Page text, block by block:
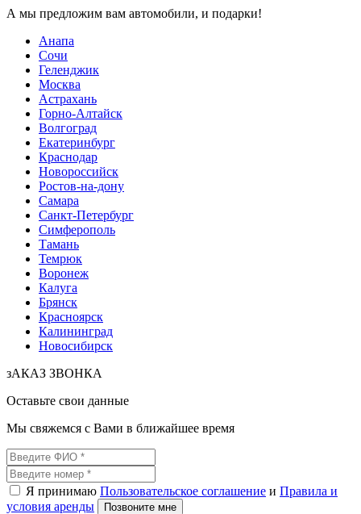
А мы предложим вам автомобили, и подарки!
Анапа
Сочи
Геленджик
Москва
Астрахань
Горно-Алтайск
Волгоград
Екатеринбург
Краснодар
Новороссийск
Ростов-на-дону
Самара
Санкт-Петербург
Симферополь
Тамань
Темрюк
Воронеж
Калуга
Брянск
Красноярск
Калининград
Новосибирск
зАКАЗ ЗВОНКА
Оставьте свои данные
Мы свяжемся с Вами в ближайшее время
Я принимаю Пользовательское соглашение и Правила и
условия аренды
Позвоните мне